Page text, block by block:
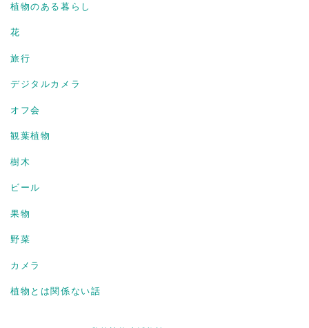
植物のある暮らし
花
旅行
デジタルカメラ
オフ会
観葉植物
樹木
ビール
果物
野菜
カメラ
植物とは関係ない話